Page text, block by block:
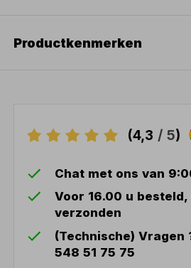
Productkenmerken
(4,3 / 5)
Chat met ons van
Voor 16.00 u
verzonden
(Technische) Vragen
548 51 75 75